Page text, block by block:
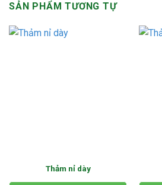
SẢN PHẨM TƯƠNG TỰ
Thảm nỉ dày